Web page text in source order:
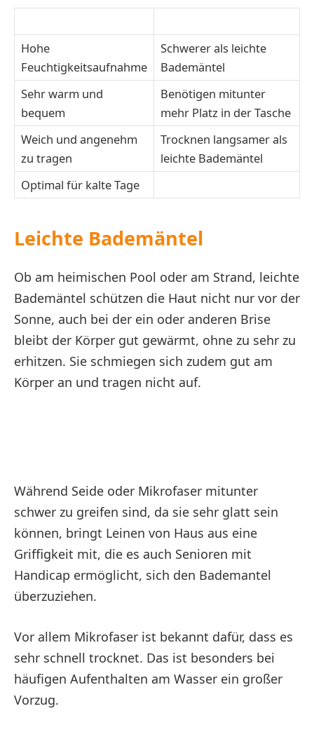
Hohe
Feuchtigkeitsaufnahme
Schwerer als leichte
Bademäntel
Sehr warm und
bequem
Benötigen mitunter
mehr Platz in der Tasche
Weich und angenehm
zu tragen
Trocknen langsamer als
leichte Bademäntel
Optimal für kalte Tage
Leichte Bademäntel
Ob am heimischen Pool oder am Strand, leichte
Bademäntel schützen die Haut nicht nur vor der
Sonne, auch bei der ein oder anderen Brise
bleibt der Körper gut gewärmt, ohne zu sehr zu
erhitzen. Sie schmiegen sich zudem gut am
Körper an und tragen nicht auf.
Während Seide oder Mikrofaser mitunter
schwer zu greifen sind, da sie sehr glatt sein
können, bringt Leinen von Haus aus eine
Griffigkeit mit, die es auch Senioren mit
Handicap ermöglicht, sich den Bademantel
überzuziehen.
Vor allem Mikrofaser ist bekannt dafür, dass es
sehr schnell trocknet. Das ist besonders bei
häufigen Aufenthalten am Wasser ein großer
Vorzug.